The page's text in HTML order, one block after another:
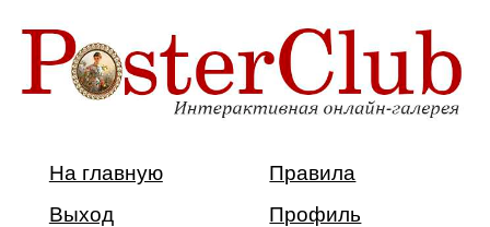
На главную
Правила
Выход
Профиль